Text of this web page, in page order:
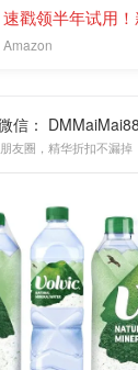
速戳领半年试用
Amazon
信：
友圈，精华折扣不漏掉